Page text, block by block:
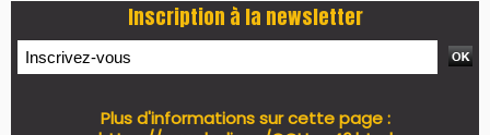
Inscription à la newsletter
Plus d'informations sur cette page :